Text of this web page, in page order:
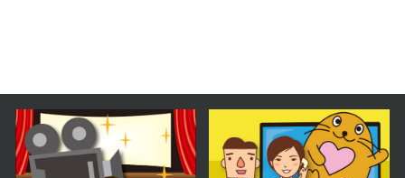
2026年04月14日 放送
第8話